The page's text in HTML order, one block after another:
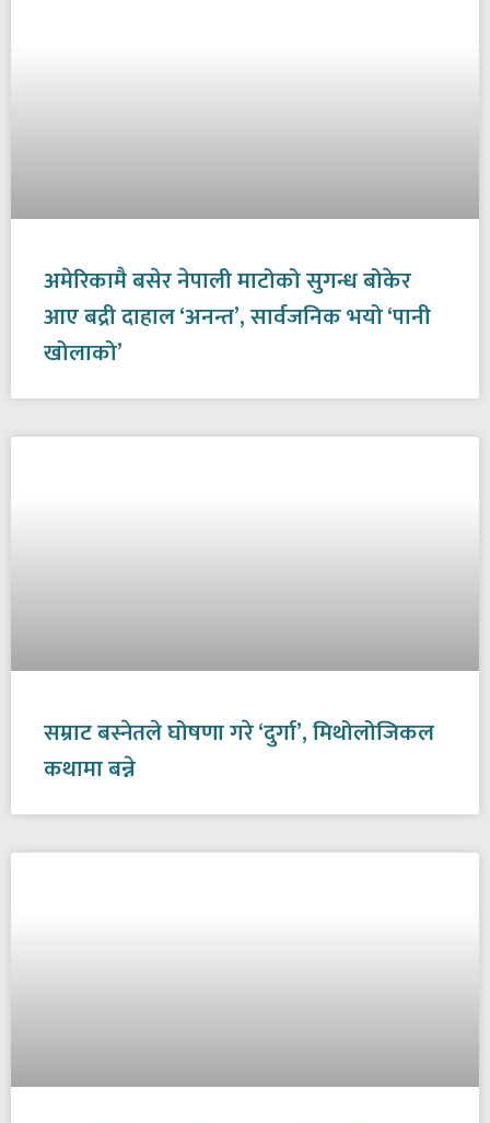
अमेरिकामै बसेर नेपाली माटोको सुगन्ध बोकेर
आए बद्री दाहाल ‘अनन्त’, सार्वजनिक भयो ‘पानी
खोलाको’
सम्राट बस्नेतले घोषणा गरे ‘दुर्गा’, मिथोलोजिकल
कथामा बन्ने